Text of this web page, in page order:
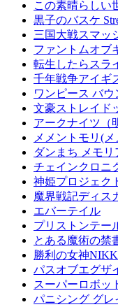
この素晴らしい
黒子のバスケ
三国大戦スマッ
ファントムオブ
転生したらスラ
千年戦争アイギ
ワンピース バウ
文豪ストレイド
アークナイツ（
メメントモリ(
ダンまち メモ
チェインクロニ
神姫プロジェク
魔界戦記ディス
エバーテイル
プリストンテー
とある魔術の禁
勝利の女神
パスオブエグザ
スーパーロボッ
パニシング グ